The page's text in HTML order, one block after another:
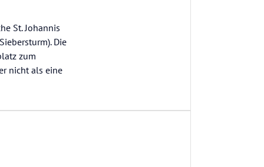
St. Johannis
Die
zum
nicht als eine